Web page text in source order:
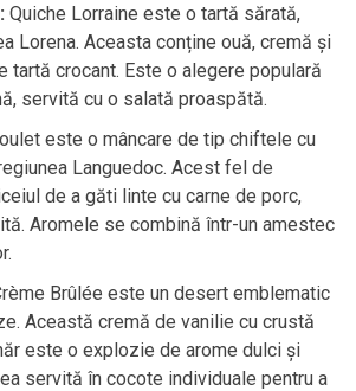
Quiche Lorraine este o tartă sărată,
Lorena. Aceasta conține ouă, cremă și
tartă crocant. Este o alegere populară
servită cu o salată proaspătă.
este o mâncare de tip chiftele cu
Languedoc. Acest fel de
de a găti linte cu carne de porc,
Aromele se combină într-un amestec
Brûlée este un desert emblematic
Această cremă de vanilie cu crustă
este o explozie de arome dulci și
servită în cocote individuale pentru a